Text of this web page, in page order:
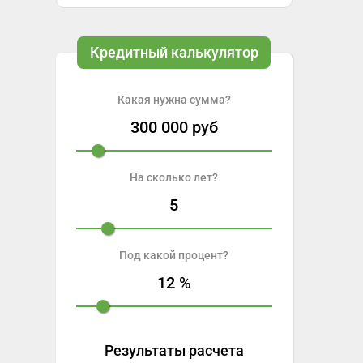
Кредитный калькулятор
Какая нужна сумма?
300 000руб
На сколько лет?
5
Под какой процент?
12%
Результаты расчета